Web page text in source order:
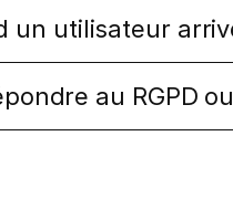
un utilisateur
au RGPD